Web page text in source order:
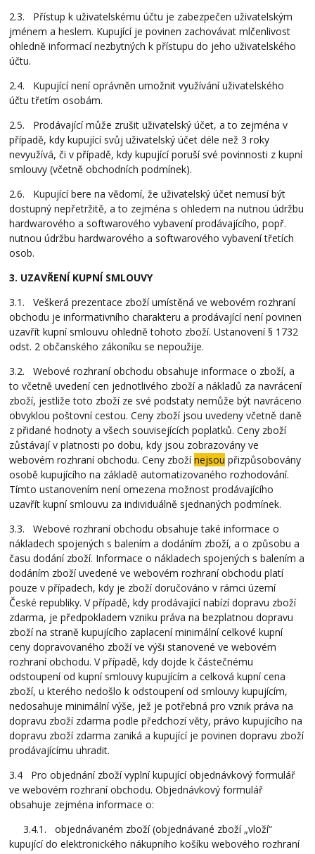
2.3. Přístup k uživatelskému účtu je zabezpečen uživatelským
jménem a heslem. Kupující je povinen zachovávat mlčenlivost
ohledně informací nezbytných k přístupu do jeho uživatelského
účtu.
2.4. Kupující není oprávněn umožnit využívání uživatelského
účtu třetím osobám.
2.5. Prodávající může zrušit uživatelský účet, a to zejména v
případě, kdy kupující svůj uživatelský účet déle než 3 roky
nevyužívá, či v případě, kdy kupující poruší své povinnosti z kupní
smlouvy (včetně obchodních podmínek).
2.6. Kupující bere na vědomí, že uživatelský účet nemusí být
dostupný nepřetržitě, a to zejména s ohledem na nutnou údržbu
hardwarového a softwarového vybavení prodávajícího, popř.
nutnou údržbu hardwarového a softwarového vybavení třetích
osob.
3. UZAVŘENÍ KUPNÍ SMLOUVY
3.1. Veškerá prezentace zboží umístěná ve webovém rozhraní
obchodu je informativního charakteru a prodávající není povinen
uzavřít kupní smlouvu ohledně tohoto zboží. Ustanovení § 1732
odst. 2 občanského zákoníku se nepoužije.
3.2. Webové rozhraní obchodu obsahuje informace o zboží, a
to včetně uvedení cen jednotlivého zboží a nákladů za navrácení
zboží, jestliže toto zboží ze své podstaty nemůže být navráceno
obvyklou poštovní cestou. Ceny zboží jsou uvedeny včetně daně
z přidané hodnoty a všech souvisejících poplatků. Ceny zboží
zůstávají v platnosti po dobu, kdy jsou zobrazovány ve
webovém rozhraní obchodu. Ceny zbožínejsou přizpůsobovány
osobě kupujícího na základě automatizovaného rozhodování.
Tímto ustanovením není omezena možnost prodávajícího
uzavřít kupní smlouvu za individuálně sjednaných podmínek.
3.3. Webové rozhraní obchodu obsahuje také informace o
nákladech spojených s balením a dodáním zboží, a o způsobu a
času dodání zboží. Informace o nákladech spojených s balením a
dodáním zboží uvedené ve webovém rozhraní obchodu platí
pouze v případech, kdy je zboží doručováno v rámci území
České republiky. V případě, kdy prodávající nabízí dopravu zboží
zdarma, je předpokladem vzniku práva na bezplatnou dopravu
zboží na straně kupujícího zaplacení minimální celkové kupní
ceny dopravovaného zboží ve výši stanovené ve webovém
rozhraní obchodu. V případě, kdy dojde k částečnému
odstoupení od kupní smlouvy kupujícím a celková kupní cena
zboží, u kterého nedošlo k odstoupení od smlouvy kupujícím,
nedosahuje minimální výše, jež je potřebná pro vznik práva na
dopravu zboží zdarma podle předchozí věty, právo kupujícího na
dopravu zboží zdarma zaniká a kupující je povinen dopravu zboží
prodávajícímu uhradit.
3.4 Pro objednání zboží vyplní kupující objednávkový formulář
ve webovém rozhraní obchodu. Objednávkový formulář
obsahuje zejména informace o:
3.4.1. objednávaném zboží (objednávané zboží „vloží“
kupující do elektronického nákupního košíku webového rozhraní